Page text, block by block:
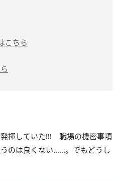
こちら
揮していた!!! 職場の機密事項
のは良くない……。でもどうし